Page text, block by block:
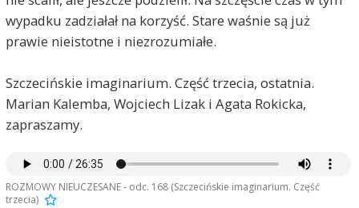
wypadku zadziałał na korzyść. Stare waśnie są już
prawie nieistotne i niezrozumiałe.
Szczecińskie imaginarium. Część trzecia, ostatnia.
Marian Kalemba, Wojciech Lizak i Agata Rokicka,
zapraszamy.
ROZMOWY NIEUCZESANE - odc. 168 (Szczecińskie imaginarium. Część
trzecia)